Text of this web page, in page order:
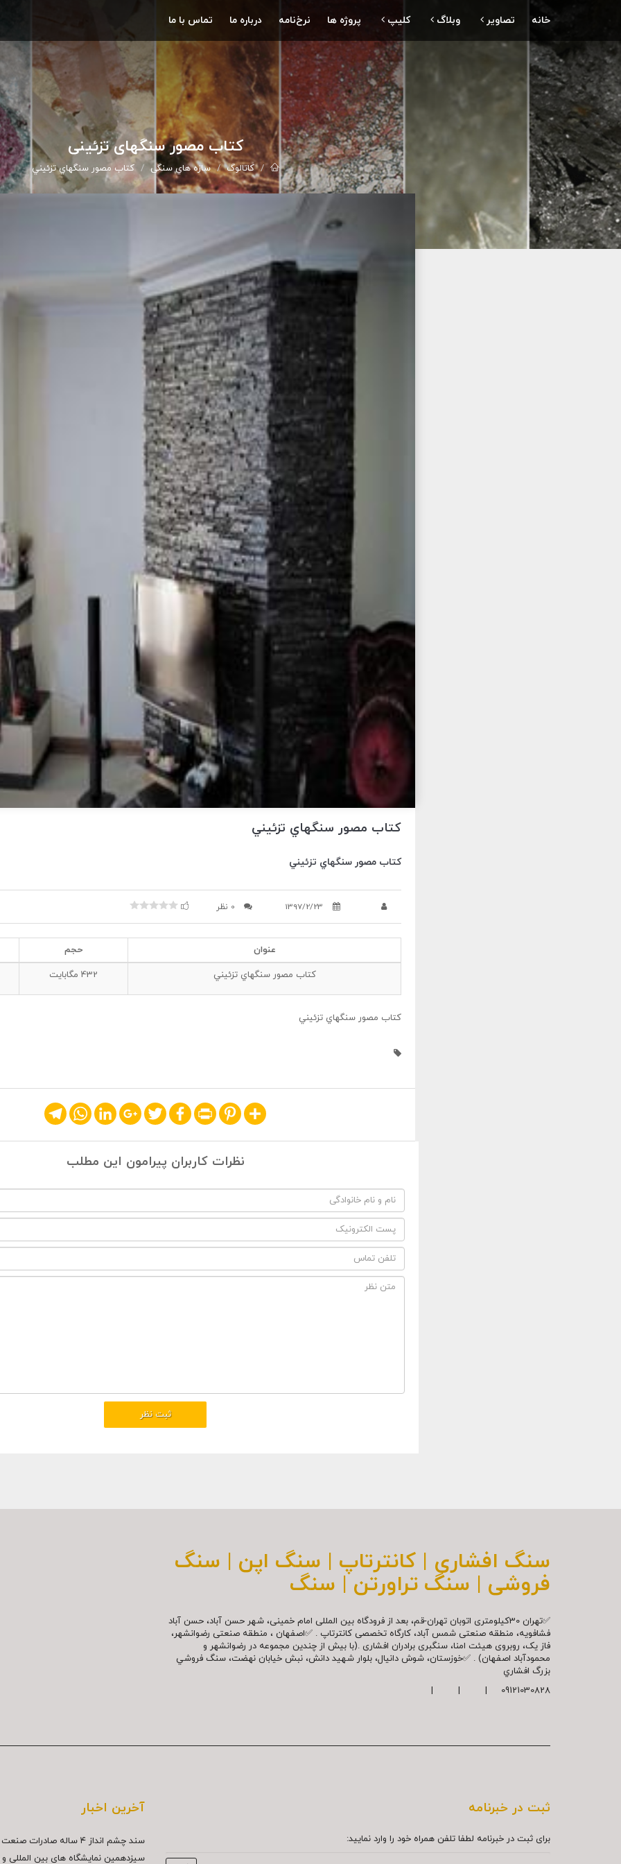
خانه تصاویر وبلاگ کلیپ پروژه ها نرخ‌نامه درباره ما تماس با ما
کتاب مصور سنگهاي تزئيني
کاتالوگ سازه هاي سنگی کتاب مصور سنگهاي تزئيني
کتاب مصور سنگهاي تزئيني
کتاب مصور سنگهاي تزئيني
1397/2/23 0 نظر
عنوان حجم
کتاب مصور سنگهاي تزئيني
432 مگابایت
کتاب مصور سنگهاي تزئيني
Share
Pinterest
Print
Facebook
Twitter
Google+
LinkedIn
WhatsApp
Telegram
نظرات کاربران پیرامون این مطلب
سنگ افشاری | کانترتاپ | سنگ اپن | سنگ
فروشی | سنگ تراورتن | سنگ
✅تهران 30کیلومتری اتوبان تهران-قم، بعد از فرودگاه بین المللی امام خمینی، شهر حسن آباد، حسن آباد
فشافویه، منطقه صنعتی شمس آباد، کارگاه تخصصی کانترتاپ . ✅اصفهان ، منطقه صنعتی رضوانشهر،
فاز یک، روبروی هیئت امنا، سنگبری برادران افشاری .(با بیش از چندین مجموعه در رضوانشهر و
محمودآباد اصفهان) . ✅خوزستان، شوش دانیال، بلوار شهيد دانش، نبش خیابان نهضت، سنگ فروشي
بزرگ افشاري
09121030828 | | |
آخرین اخبار
سند چشم انداز ۴ ساله صادرات صنعت سنگ...
سیزدهمین نمایشگاه های بین المللی و
ثبت در خبرنامه
برای ثبت در خبرنامه لطفا تلفن همراه خود را وارد نمایید: